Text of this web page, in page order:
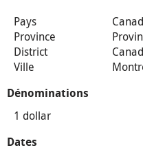
Pays
Province
District
Ville
Dénominations
1 dollar
Dates